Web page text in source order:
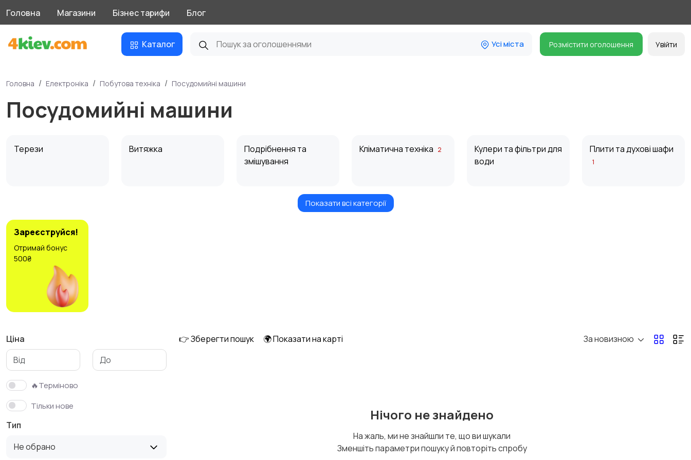
Головна Магазини Бізнес тарифи Блог
Каталог Усі міста Розмістити оголошення Увійти
Головна Електроніка Побутова техніка Посудомийні машини
Посудомийні машини
Терези Витяжка
Подрібнення та
змішування
Кліматична техніка 2
Кулери та фільтри для
води
Плити та духові шафи
1
Приготування напоїв
Пилососи та
Холодильники
Показати всі категорії
Зареєструйся!
Отримай бонус
500₴
Ціна
🔥Терміново
Тільки нове
Тип
Не обрано
👉 Зберегти пошук 🌍 Показати на карті За новизною
Нічого не знайдено
На жаль, ми не знайшли те, що ви шукали
Зменшіть параметри пошуку й повторіть спробу